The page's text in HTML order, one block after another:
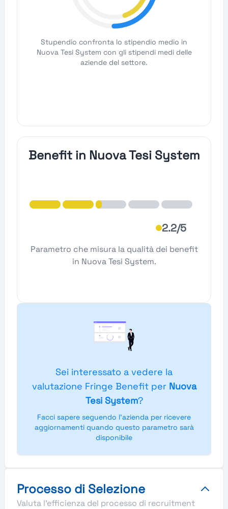
Stupendio confronta lo stipendio medio in
Nuova Tesi System con gli stipendi medi delle
aziende del settore.
Benefit in Nuova Tesi System
2.2/5
Parametro che misura la qualità dei benefit
in Nuova Tesi System.
Sei interessato a vedere la
valutazione Fringe Benefit per Nuova
Tesi System?
Facci sapere seguendo l'azienda per ricevere
aggiornamenti quando questo parametro sarà
disponibile
Processo di Selezione
Valuta l'efficienza del processo di recruitment